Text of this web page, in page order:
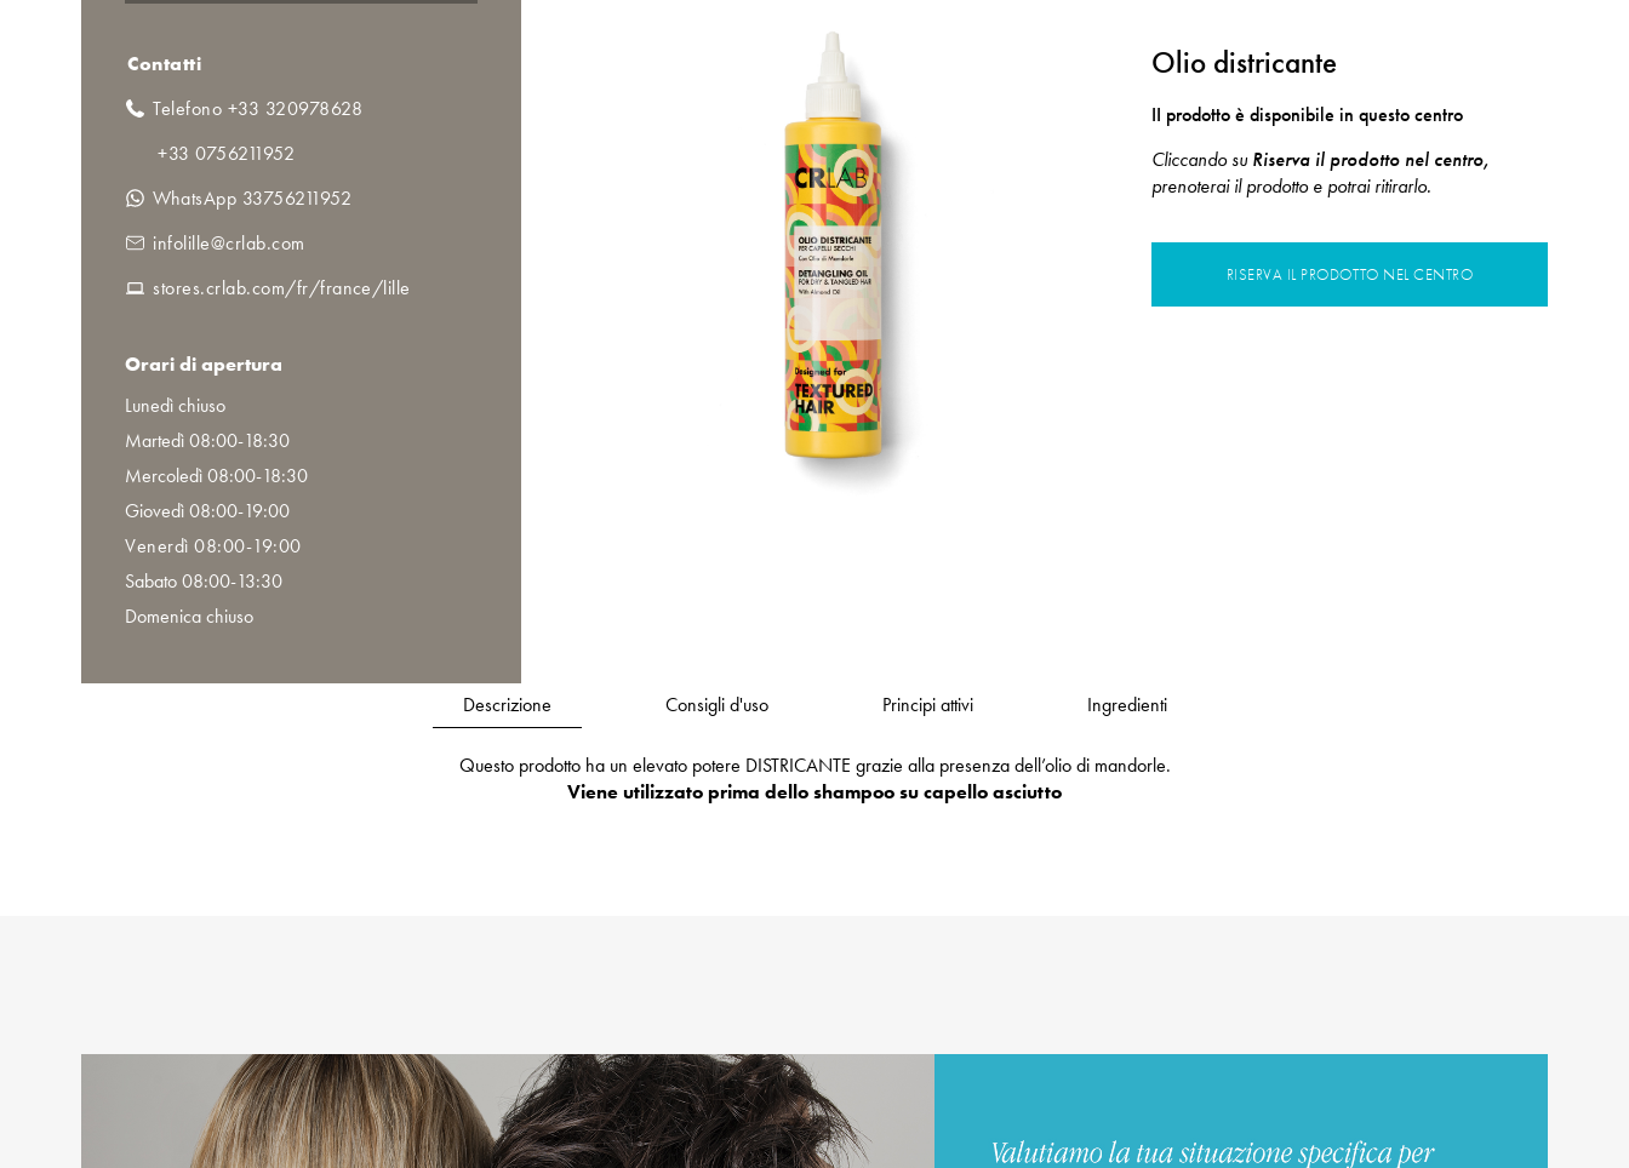
Contatti
Telefono +33 320978628
+33 0756211952
WhatsApp 33756211952
infolille@crlab.com
stores.crlab.com/fr/france/lille
Orari di apertura
Lunedì chiuso
Martedì 08:00-18:30
Mercoledì 08:00-18:30
Giovedì 08:00-19:00
Venerdì 08:00-19:00
Sabato 08:00-13:30
Domenica chiuso
Olio districante
II prodotto è disponibile in questo centro
Cliccando su Riserva il prodotto nel centro,
prenoterai il prodotto e potrai ritirarlo.
RISERVA IL PRODOTTO NEL CENTRO
Descrizione Consigli d'uso Principi attivi Ingredienti
Questo prodotto ha un elevato potere DISTRICANTE grazie alla presenza dell’olio di mandorle.
Viene utilizzato prima dello shampoo su capello asciutto